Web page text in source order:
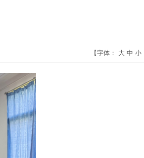
【字体： 大 中 小